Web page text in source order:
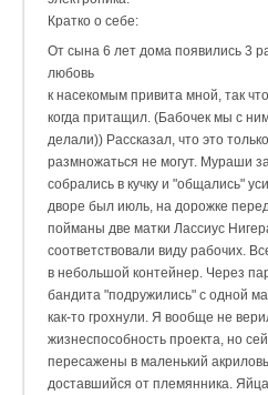
Кратко о себе:
От сына 6 лет дома появились 3
любовь
к насекомым привита мной, так
когда притащил. (Бабочек мы с
делали)) Рассказал, что это
размножаться не могут. Мураши
собрались в кучку и "общались"
дворе был июль, на дорожке
пойманы две матки Лассиус
соответствовали виду рабочих.
в небольшой контейнер. Через
бандита "подружились" с одной
как-то грохнули. Я вообще не
жизнеспособность проекта, но
пересажены в маленький
доставшийся от племянника.